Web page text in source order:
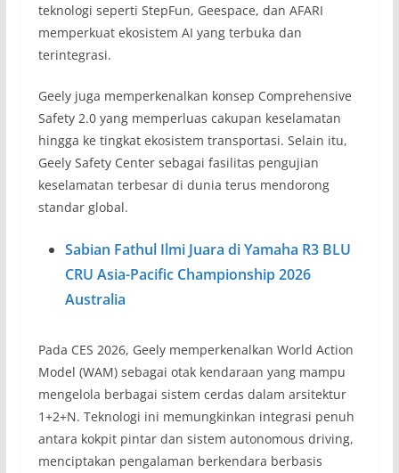
teknologi seperti StepFun, Geespace, dan AFARI
memperkuat ekosistem AI yang terbuka dan
terintegrasi.
Geely juga memperkenalkan konsep Comprehensive
Safety 2.0 yang memperluas cakupan keselamatan
hingga ke tingkat ekosistem transportasi. Selain itu,
Geely Safety Center sebagai fasilitas pengujian
keselamatan terbesar di dunia terus mendorong
standar global.
Sabian Fathul Ilmi Juara di Yamaha R3 BLU
CRU Asia-Pacific Championship 2026
Australia
Pada CES 2026, Geely memperkenalkan World Action
Model (WAM) sebagai otak kendaraan yang mampu
mengelola berbagai sistem cerdas dalam arsitektur
1+2+N. Teknologi ini memungkinkan integrasi penuh
antara kokpit pintar dan sistem autonomous driving,
menciptakan pengalaman berkendara berbasis